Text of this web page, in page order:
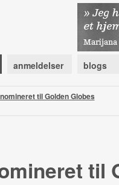
anmeldelser blogs
til Golden Globes
til